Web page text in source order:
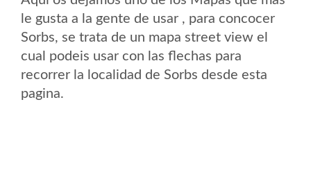
le gusta a la gente de usar , para concocer
Sorbs, se trata de un mapa street view el
cual podeis usar con las flechas para
recorrer la localidad de Sorbs desde esta
pagina.